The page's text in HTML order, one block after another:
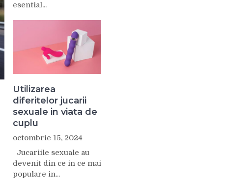
esential...
Utilizarea
diferitelor jucarii
sexuale in viata de
cuplu
octombrie 15, 2024
Jucariile sexuale au
devenit din ce in ce mai
populare in...